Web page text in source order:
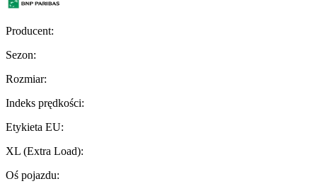
Producent:
Sezon:
Rozmiar:
Indeks prędkości:
Etykieta EU:
XL (Extra Load):
Oś pojazdu: